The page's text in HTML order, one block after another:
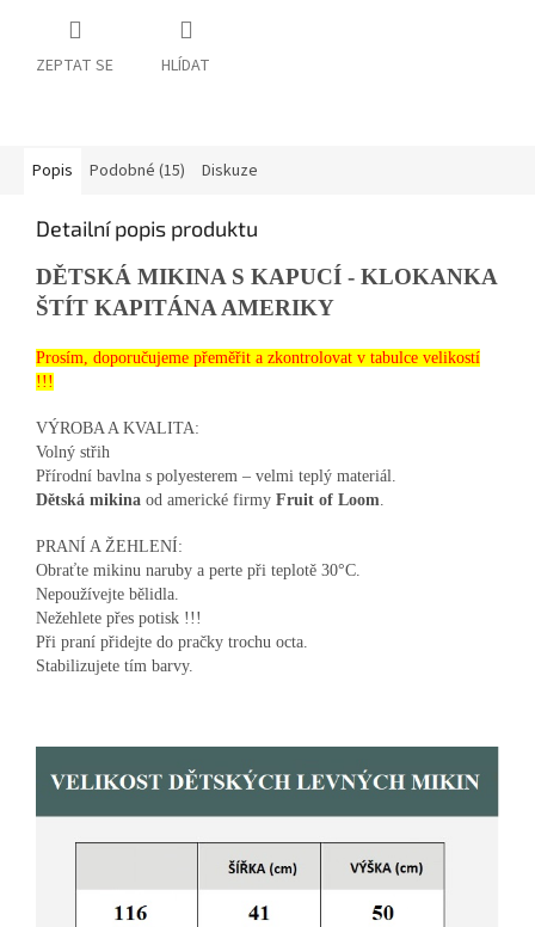
ZEPTAT SE HLÍDAT
Popis Podobné (15) Diskuze
Detailní popis produktu
DĚTSKÁ MIKINA S KAPUCÍ - KLOKANKA
ŠTÍT KAPITÁNA AMERIKY
Prosím, doporučujeme přeměřit a zkontrolovat v tabulce velikostí
!!!
VÝROBA A KVALITA:
Volný střih
Přírodní bavlna s polyesterem – velmi teplý materiál.
Dětská mikina od americké firmy Fruit of Loom.
PRANÍ A ŽEHLENÍ:
Obraťte mikinu naruby a perte při teplotě 30°C.
Nepoužívejte bělidla.
Nežehlete přes potisk !!!
Při praní přidejte do pračky trochu octa.
Stabilizujete tím barvy.